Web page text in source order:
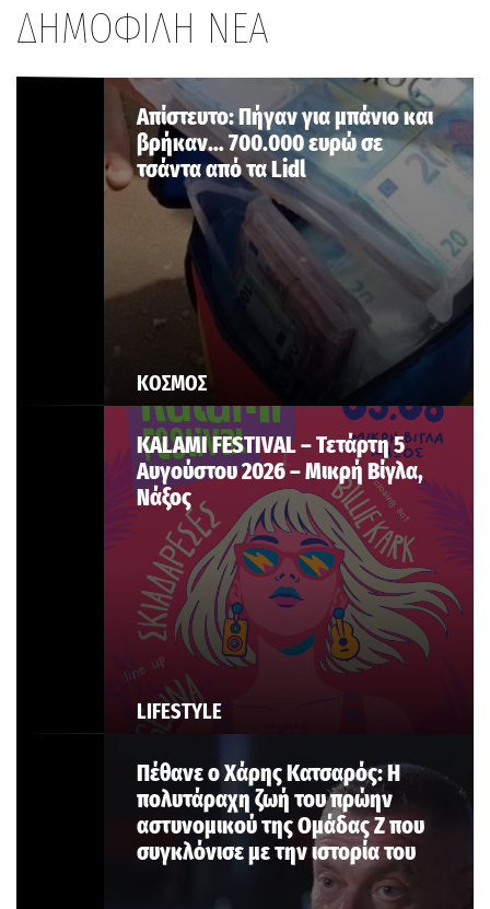
ΔΗΜΟΦΙΛΗ ΝΕΑ
ΚΟΣΜΟΣ
Aπίστευτο: Πήγαν για μπάνιο και
βρήκαν… 700.000 ευρώ σε
τσάντα από τα Lidl
LIFESTYLE
KALAMI FESTIVAL – Τετάρτη 5
Αυγούστου 2026 – Μικρή Βίγλα,
Νάξος
Πέθανε ο Χάρης Κατσαρός: Η
πολυτάραχη ζωή του πρώην
αστυνομικού της Ομάδας Ζ που
συγκλόνισε με την ιστορία του